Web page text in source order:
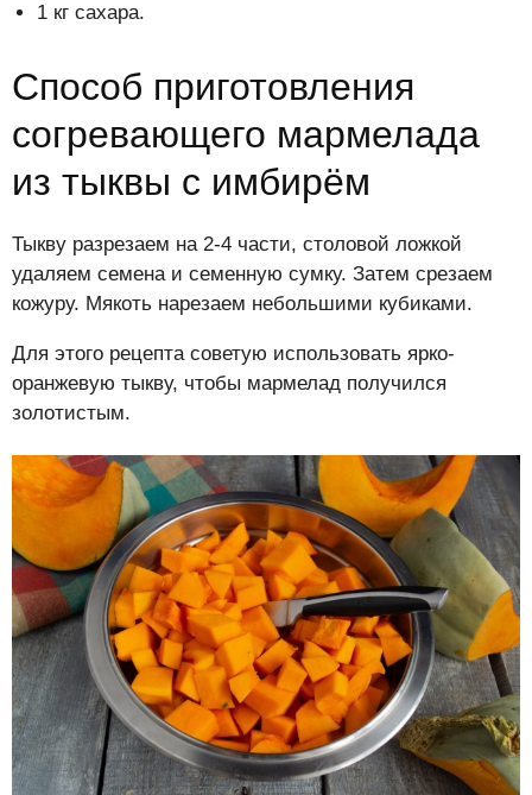
1 кг сахара.
Способ приготовления
согревающего мармелада
из тыквы с имбирём
Тыкву разрезаем на 2-4 части, столовой ложкой
удаляем семена и семенную сумку. Затем срезаем
кожуру. Мякоть нарезаем небольшими кубиками.
Для этого рецепта советую использовать ярко-
оранжевую тыкву, чтобы мармелад получился
золотистым.